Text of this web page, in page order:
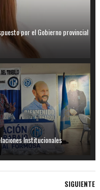
por el Gobierno provincial
Institucionales
SIGUIENTE